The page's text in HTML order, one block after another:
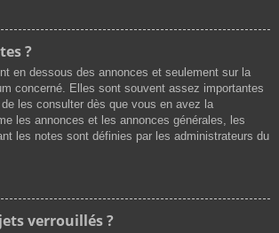
?
en dessous des annonces et seulement sur la
concerné. Elles sont souvent assez importantes
les consulter dès que vous en avez la
les annonces et les annonces générales, les
les notes sont définies par les administrateurs du
verrouillés ?